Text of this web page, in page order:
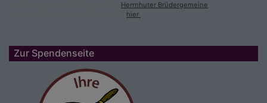
Herrnhuter Brüdergemeine
hier
Zur Spendenseite